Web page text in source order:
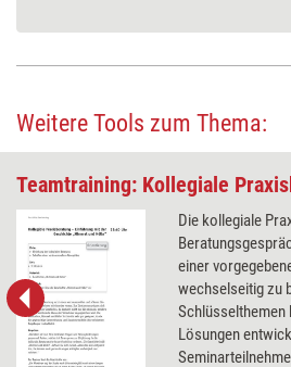
Weitere Tools zum Thema:
Die kollegiale
einer
wechselseitig zu
Schlüsselthemen
Lösungen